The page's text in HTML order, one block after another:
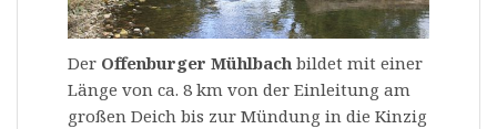
Der Offenburger Mühlbach bildet mit einer
Länge von ca. 8 km von der Einleitung am
großen Deich bis zur Mündung in die Kinzig